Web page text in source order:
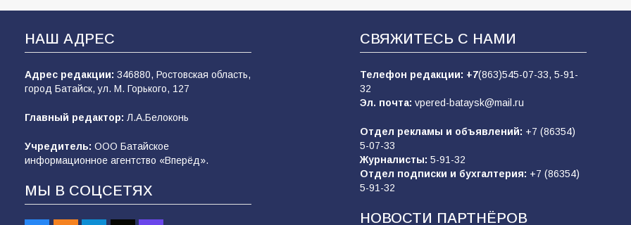
НАШ АДРЕС
Адрес редакции: 346880, Ростовская область,
город Батайск, ул. М. Горького, 127
Главный редактор: Л.А.Белоконь
Учредитель: ООО Батайское
информационное агентство «Вперёд».
МЫ В СОЦСЕТЯХ
СВЯЖИТЕСЬ С НАМИ
Телефон редакции: +7(863)545-07-33, 5-91-
32
Эл. почта: vpered-bataysk@mail.ru
Отдел рекламы и объявлений: +7 (86354)
5-07-33
Журналисты: 5-91-32
Отдел подписки и бухгалтерия: +7 (86354)
5-91-32
НОВОСТИ ПАРТНЁРОВ